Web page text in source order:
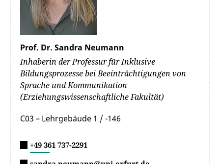
Prof. Dr. Sandra Neumann
Inhaberin der Professur für Inklusive
Bildungsprozesse bei Beeinträchtigungen von
Sprache und Kommunikation
(Erziehungswissenschaftliche Fakultät)
C03 – Lehrgebäude 1 / -146
+49 361 737-2291